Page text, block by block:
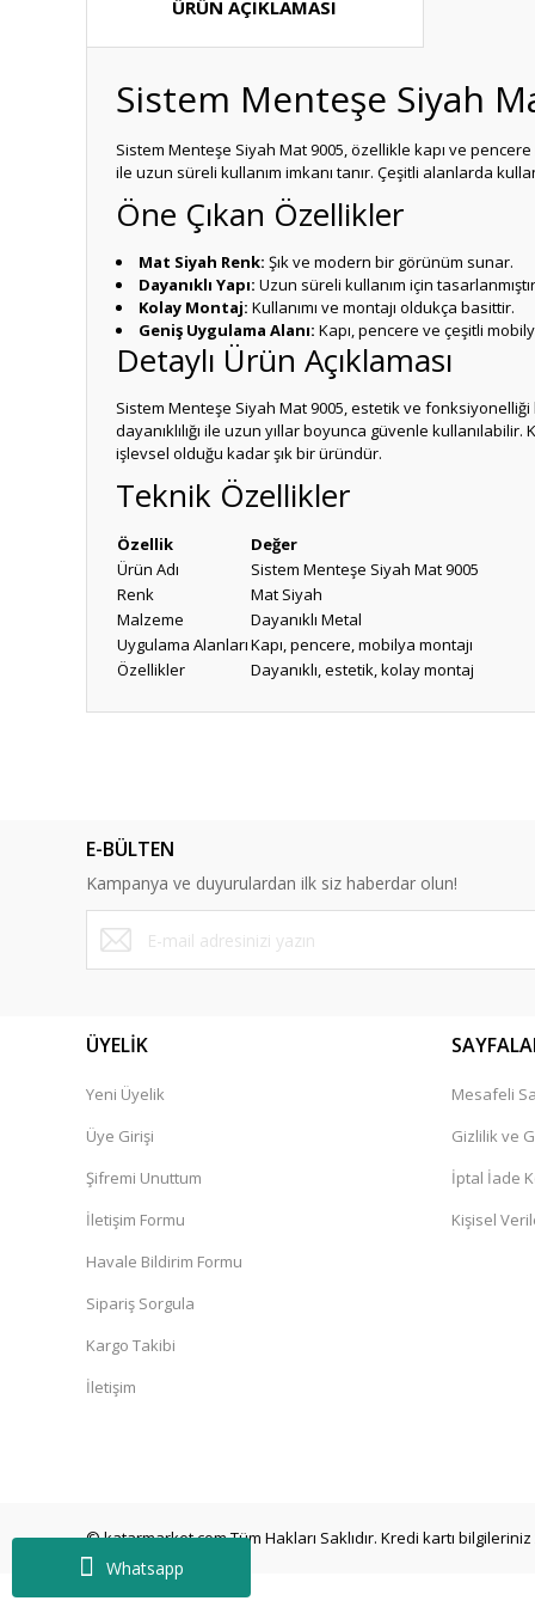
Whatsapp
ÜRÜN AÇIKLAMASI
Sistem Menteşe Siyah
Sistem Menteşe Siyah Mat 9005, özellikle kapı ve
ile uzun süreli kullanım imkanı tanır. Çeşitli alanlarda
Öne Çıkan Özellikler
Mat Siyah Renk: Şık ve modern bir görünüm sunar.
Dayanıklı Yapı: Uzun süreli kullanım için
Kolay Montaj: Kullanımı ve montajı oldukça basittir.
Geniş Uygulama Alanı: Kapı, pencere ve çeşitli
Detaylı Ürün Açıklaması
Sistem Menteşe Siyah Mat 9005, estetik ve
dayanıklılığı ile uzun yıllar boyunca güvenle
işlevsel olduğu kadar şık bir üründür.
Teknik Özellikler
Özellik
Değer
Ürün Adı
Sistem Menteşe Siyah Mat 9005
Renk
Mat Siyah
Malzeme
Dayanıklı Metal
Uygulama AlanlarıKapı, pencere, mobilya montajı
Özellikler
Dayanıklı, estetik, kolay montaj
Ürün bilgilerinde hatalar bulunuyor.
Ürün fiyatı diğer sitelerden daha pahalı.
Bu ürüne benzer farklı alternatifler olmalı.
E-BÜLTEN
Kampanya ve duyurulardan ilk siz haberdar olun!
ÜYELİK
Yeni Üyelik
Üye Girişi
Şifremi Unuttum
İletişim Formu
Havale Bildirim Formu
Sipariş Sorgula
Kargo Takibi
İletişim
Mesafeli
Gizlilik ve
İptal İade
Kişisel
© katarmarket.com Tüm Hakları Saklıdır. Kredi kartı